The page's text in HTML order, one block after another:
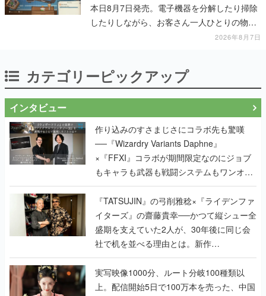
本日8月7日発売。電子機器を分解したり掃除
したりしながら、お客さん一人ひとりの物語
2026年8月7日
カテゴリーピックアップ
インタビュー
作り込みのすさまじさにコラボ先も驚嘆
──『Wizardry Variants Daphne』
×『FFXI』コラボが期間限定なのにジョブ
もキャラも武器も戦闘システムもワンオフ
で作り込まれた理由を両ディレクターに聞
く
『TATSUJIN』の弓削雅稔×『ライデンファ
イターズ』の齋藤貴幸──かつて縦シュー全
盛期を支えていた2人が、30年後に同じ会
社で机を並べる理由とは。新作
『TATSUJIN EXTREME』で初タッグを組
んだレジェンド2人に訊く開発秘話
実写映像1000分、ルート分岐100種類以
上。配信開始5日で100万本を売った、中国